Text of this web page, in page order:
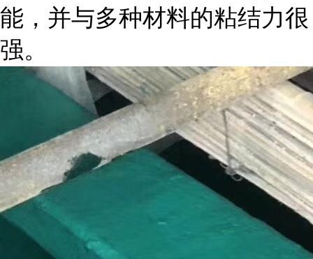
能，并与多种材料的粘结力很
强。